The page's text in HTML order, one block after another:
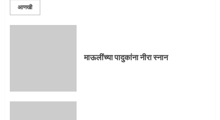
आणखी
माऊलींच्या पादुकांना नीरा स्नान